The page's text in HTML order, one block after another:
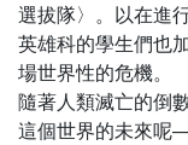
選拔隊〉。以在進
英雄科的學生們也
場世界性的危機。
隨著人類滅亡的倒
這個世界的未來呢